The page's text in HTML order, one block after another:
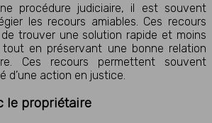
procédure judiciaire, il est souvent
les recours amiables. Ces recours
trouver une solution rapide et moins
en préservant une bonne relation
Ces recours permettent souvent
d’une action en justice.
le propriétaire